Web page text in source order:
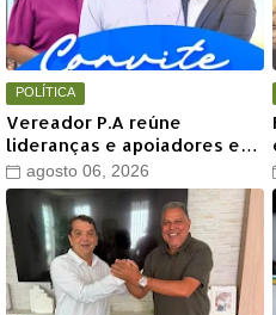
POLÍTICA
Vereador P.A reúne
lideranças e apoiadores em
grande encontro político
neste sábado em Timon
agosto 06, 2026